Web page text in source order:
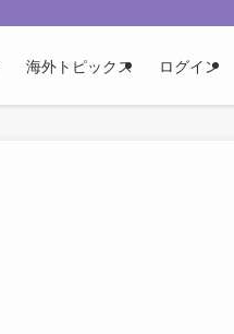
海外トピックス ログイン